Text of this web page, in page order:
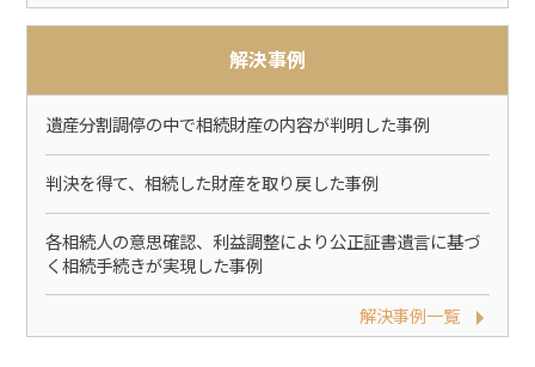
解決事例
遺産分割調停の中で相続財産の内容が判明した事例
判決を得て、相続した財産を取り戻した事例
各相続人の意思確認、利益調整により公正証書遺言に基づ
く相続手続きが実現した事例
解決事例一覧